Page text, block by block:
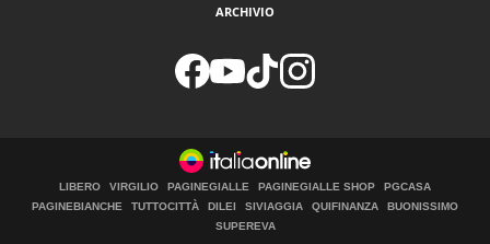
ARCHIVIO
LIBERO VIRGILIO PAGINEGIALLE PAGINEGIALLE SHOP
PGCASA
PAGINEBIANCHE
TUTTOCITTÀ DILEI SIVIAGGIA QUIFINANZA
BUONISSIMO
SUPEREVA